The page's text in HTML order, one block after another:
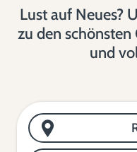
Lust auf Neues?
zu den
und